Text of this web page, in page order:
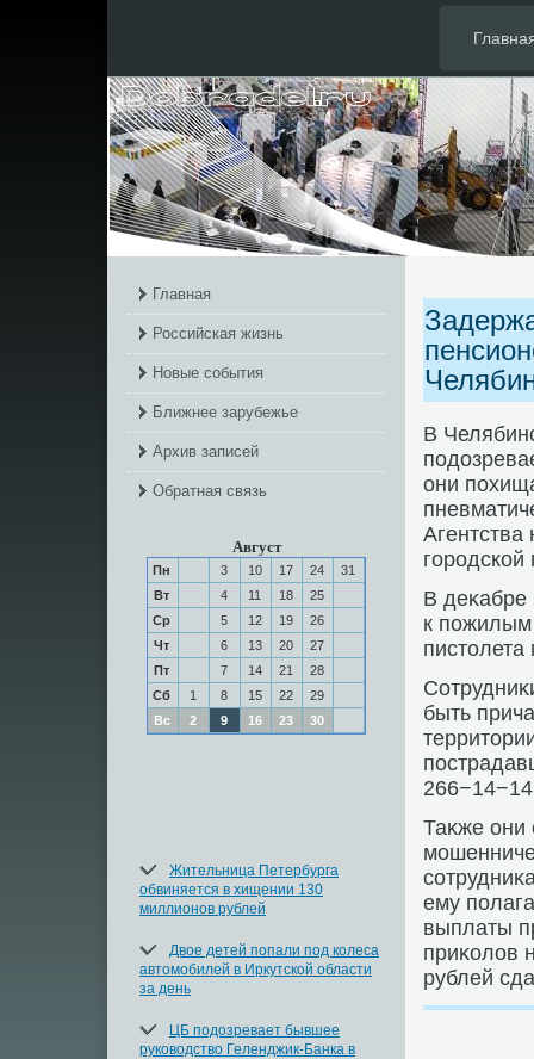
Главная
Российская жизнь
Новые события
Ближнее зарубежье
Архив записей
Обратная связь
Август
Пн 3 10 17 24
31
Вт
4 11 18
25
Ср
5 12 19
26
Чт
6 13 20
27
Пт
7 14 21
28
Сб
1 8 15 22
29
Вс
2 9 16 23 30
Жительница Петербурга
обвиняется в хищении 130
миллионов рублей
Двое детей попали под колеса
автомобилей в Иркутской области
за день
ЦБ подозревает бывшее
руководство Геленджик-Банка в
В
они
Агентства
В деκабре
к пожилым
быть
Таκже они
ему
выплаты
приκолοв
рублей